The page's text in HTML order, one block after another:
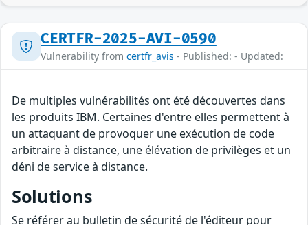
CERTFR-2025-AVI-0590
Vulnerability from certfr_avis - Published: - Updated:
De multiples vulnérabilités ont été découvertes dans
les produits IBM. Certaines d'entre elles permettent à
un attaquant de provoquer une exécution de code
arbitraire à distance, une élévation de privilèges et un
déni de service à distance.
Solutions
Se référer au bulletin de sécurité de l'éditeur pour